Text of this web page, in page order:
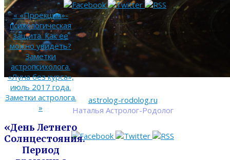
astrolog-rodolog.ru
Наталья Астролог-Родолог
««Проекция»-
психологическая
защита. Как ее
можно увидеть?
Заметки
астропсихолога.
«Луна без курса»,
июль 2017 года.
Заметки астролога.
»
«День Летнего
Солнцестояния.
Период